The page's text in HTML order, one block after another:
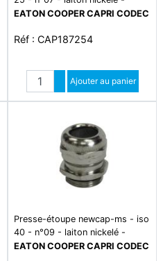
ip66/68 - plage de température
EATON COOPER CAPRI CODEC
Réf : CAP187254
Quantité
Augmenter quantité
Diminuer quantité
Ajouter au panier
Presse-étoupe newcap-ms - iso
40 - n°09 - laiton nickelé -
ip66/68 - plage de température
EATON COOPER CAPRI CODEC